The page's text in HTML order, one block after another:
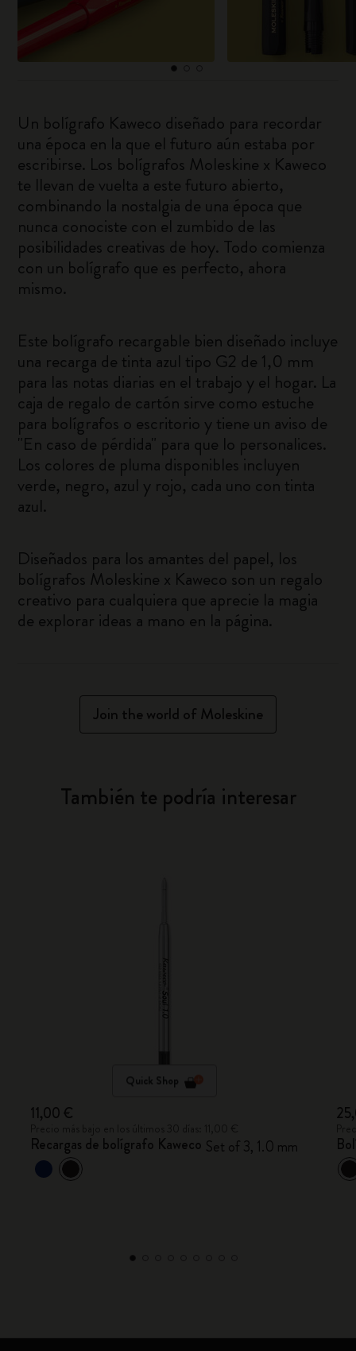
Un bolígrafo Kaweco diseñado para recordar
una época en la que el futuro aún estaba por
escribirse. Los bolígrafos Moleskine x Kaweco
te llevan de vuelta a este futuro abierto,
combinando la nostalgia de una época que
nunca conociste con el zumbido de las
posibilidades creativas de hoy. Todo comienza
con un bolígrafo que es perfecto, ahora
mismo.
Este bolígrafo recargable bien diseñado incluye
una recarga de tinta azul tipo G2 de 1,0 mm
para las notas diarias en el trabajo y el hogar. La
caja de regalo de cartón sirve como estuche
para bolígrafos o escritorio y tiene un aviso de
"En caso de pérdida" para que lo personalices.
Los colores de pluma disponibles incluyen
verde, negro, azul y rojo, cada uno con tinta
azul.
Diseñados para los amantes del papel, los
bolígrafos Moleskine x Kaweco son un regalo
creativo para cualquiera que aprecie la magia
de explorar ideas a mano en la página.
Join the world of Moleskine
También te podría interesar
Quick Shop
11,00 €
Recargas de bolígrafo Kaweco Set of 3, 1.0 mm